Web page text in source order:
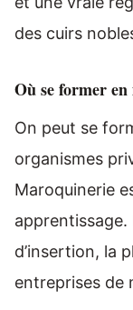
des cuirs
Où se former
On peut se
organismes
Maroquinerie
d’insertion, la
entreprises de